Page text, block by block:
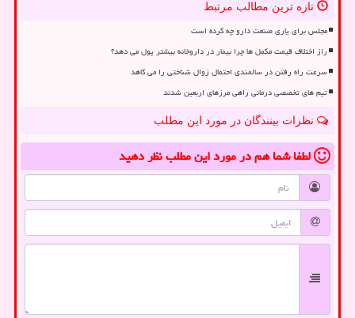
تازه ترین مطالب مرتبط
مجلس برای یاری صنعت دارو چه کرده است
راز اختلاف قیمت مکمل ها چرا بیمار در داروخانه بیشتر پول می دهد؟
سرعت راه رفتن در سالمندی احتمال زوال شناختی را می کاهد
تیم های تخصصی درمانی راهی مرزهای اربعین شدند
نظرات بینندگان در مورد این مطلب
لطفا شما همدر مورد این مطلبنظر دهید